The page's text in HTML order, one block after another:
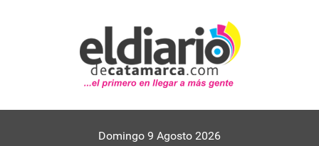
Domingo 9 Agosto 2026